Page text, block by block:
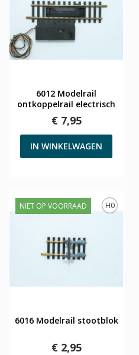
6012 Modelrail
ontkoppelrail electrisch
€ 7,95
IN WINKELWAGEN
H0
NIET OP VOORRAAD
6016 Modelrail stootblok
€ 2,95